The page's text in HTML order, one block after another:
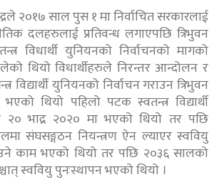
२०१७ साल पुस १ मा निर्वाचित सरकारलाई
दलहरुलाई प्रतिवन्ध लगाएपछि त्रिभुवन
विधार्थी युनियनको निर्वाचनको मागको
थियो विधार्थीहरुले निरन्तर आन्दोलन र
विद्यार्थी युनियनको निर्वाचन गराउन त्रिभुवन
भएको थियो पहिलो पटक स्वतन्त्र विद्यार्थी
२० भाद्र २०२० मा भएको थियो तर पछि
संघसङ्गठन नियन्त्रण ऐन ल्याएर स्ववियु
काम भएको थियो तर पछि २०३६ सालको
स्ववियु पुनःस्थापन भएको थियो ।